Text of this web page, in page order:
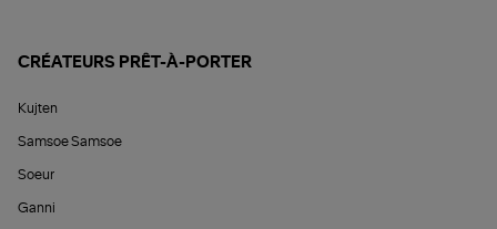
CRÉATEURS PRÊT-À-PORTER
Kujten
Samsoe Samsoe
Soeur
Ganni